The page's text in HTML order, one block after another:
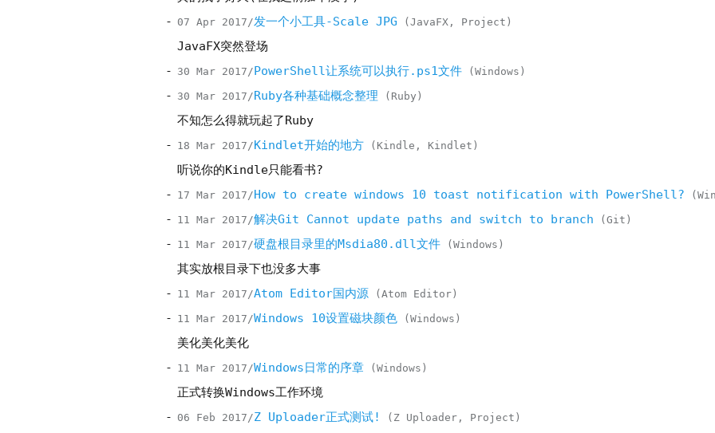
07 Apr 2017 发一个小工具-Scale JPG JavaFX Project
JavaFX突然登场
30 Mar 2017 PowerShell让系统可以执行.ps1文件 Windows
30 Mar 2017 Ruby各种基础概念整理 Ruby
不知怎么得就玩起了Ruby
18 Mar 2017 Kindlet开始的地方 Kindle Kindlet
听说你的Kindle只能看书?
17 Mar 2017 How to create windows 10 toast notification with PowerShell?
11 Mar 2017 解决Git Cannot update paths and switch to branch Git
11 Mar 2017 硬盘根目录里的Msdia80.dll文件 Windows
其实放根目录下也没多大事
11 Mar 2017 Atom Editor国内源 Atom Editor
11 Mar 2017 Windows 10设置磁块颜色 Windows
美化美化美化
11 Mar 2017 Windows日常的序章 Windows
正式转换Windows工作环境
06 Feb 2017 Z Uploader正式测试! Z Uploader Project